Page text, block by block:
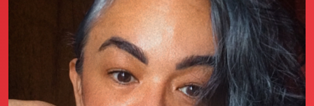
Le testimonianze Club di Più
La fondatrice Valeria Pilla
Annunci Donne